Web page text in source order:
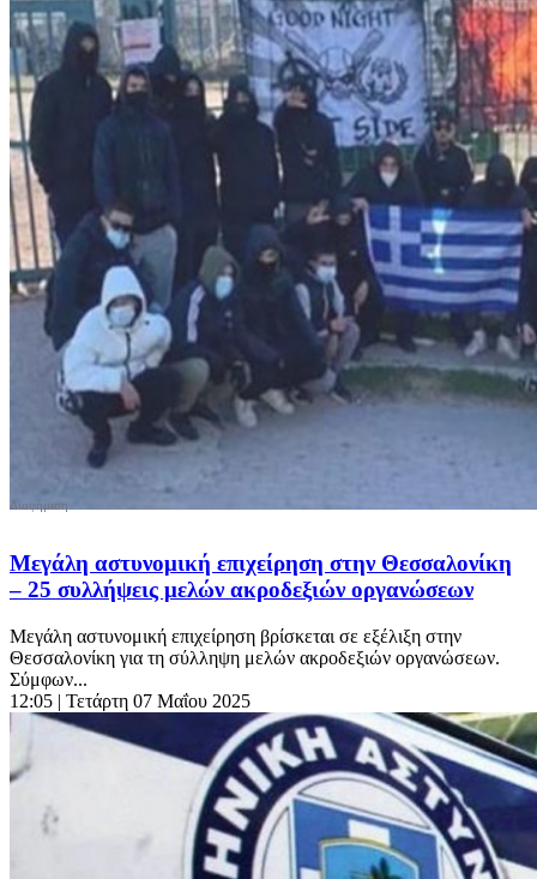
Μεγάλη αστυνομική επιχείρηση στην Θεσσαλονίκη
– 25 συλλήψεις μελών ακροδεξιών οργανώσεων
Μεγάλη αστυνομική επιχείρηση βρίσκεται σε εξέλιξη στην
Θεσσαλονίκη για τη σύλληψη μελών ακροδεξιών οργανώσεων.
Σύμφων...
12:05 | Τετάρτη 07 Μαΐου 2025